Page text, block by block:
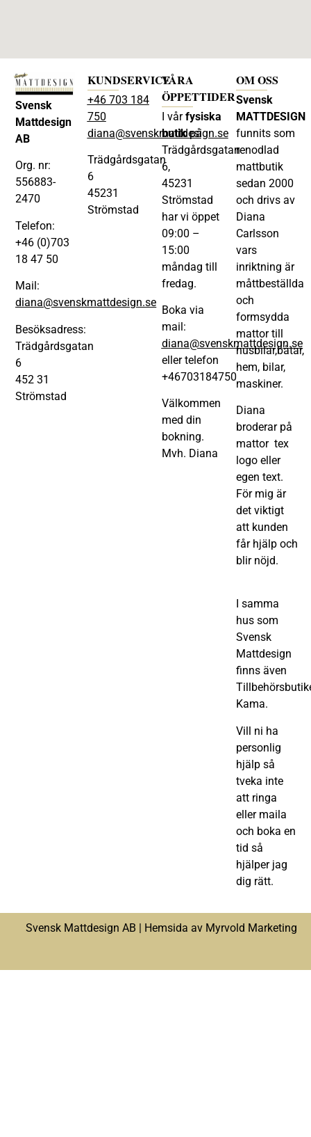
Svensk
Mattdesign
AB
Org. nr:
556883-
2470
Telefon:
+46 (0)703
18 47 50
Mail:
diana@svenskmattdesign.se
Besöksadress:
Trädgårdsgatan
6
452 31
Strömstad
KUNDSERVICE
+46 703 184
750
diana@svenskmattdesign.se
Trädgårdsgatan
6
45231
Strömstad
VÅRA
ÖPPETTIDER
I vårfysiska
butikpå
Trädgårdsgatan
6,
45231
Strömstad
har vi öppet
09:00 –
15:00
måndag till
fredag.
Boka via
mail:
diana@svenskmattdesign.se
eller telefon
+46703184750
Välkommen
med din
bokning.
Mvh. Diana
OM OSS
Svensk
MATTDESIGN
funnits som
renodlad
mattbutik
sedan 2000
och drivs av
Diana
Carlsson
vars
inriktning är
måttbeställda
och
formsydda
mattor till
husbilar,båtar,
hem, bilar,
maskiner.
Diana
broderar på
mattor tex
logo eller
egen text.
För mig är
det viktigt
att kunden
får hjälp och
blir nöjd.
I samma
hus som
Svensk
Mattdesign
finns även
Kama.
Vill ni ha
personlig
hjälp så
tveka inte
att ringa
eller maila
och boka en
tid så
hjälper jag
dig rätt.
Svensk Mattdesign AB | Hemsida av Myrvold Marketing